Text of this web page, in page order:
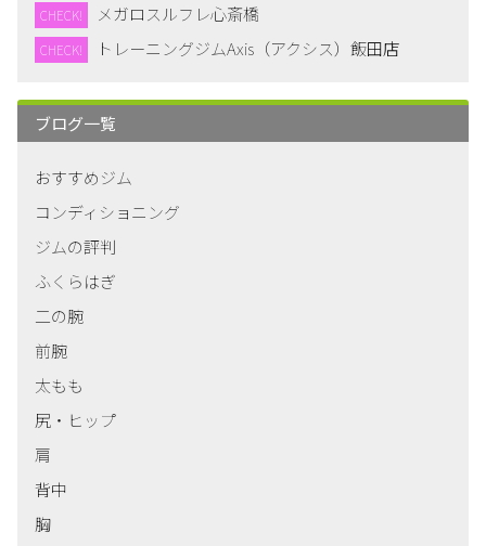
CHECK! メガロスルフレ心斎橋
CHECK! トレーニングジムAxis（アクシス）飯田店
ブログ一覧
おすすめジム
コンディショニング
ジムの評判
ふくらはぎ
二の腕
前腕
太もも
尻・ヒップ
肩
背中
胸